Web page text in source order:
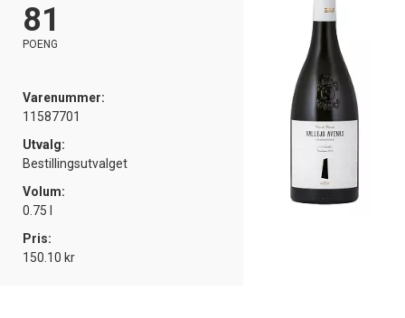
81
POENG
Varenummer:
11587701
Utvalg:
Bestillingsutvalget
Volum:
0.75 l
Pris:
150.10 kr